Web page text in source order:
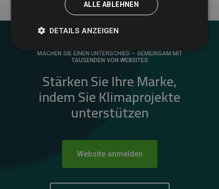
MACHEN SIE EINEN UNTERSCHIED – GEMEINSAM MIT
TAUSENDEN VON WEBSITES
Stärken Sie Ihre Marke,
indem Sie Klimaprojekte
unterstützen
Website anmelden
ALLE ABLEHNEN
DETAILS ANZEIGEN